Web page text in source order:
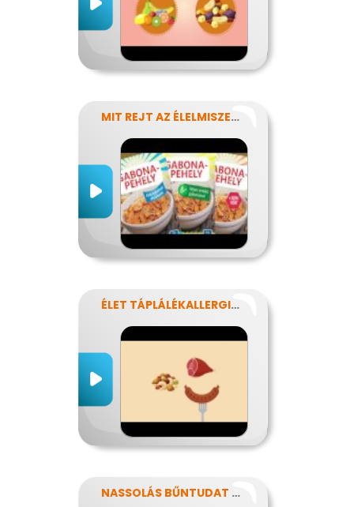
MIT REJT AZ ÉLELMISZERCÍMKE?
ÉLET TÁPLÁLÉKALLERGIÁVAL
NASSOLÁS BŰNTUDAT NÉLKÜL